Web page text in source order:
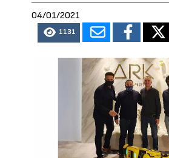
04/01/2021
1131